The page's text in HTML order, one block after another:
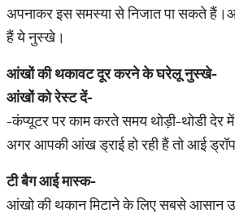
अपनाकर इस समस्या से निजात पा सकते
हैं ये नुस्खे।
आंखों की थकावट दूर करने के घरेलू नुस्खे-
आंखों को रेस्ट दें-
-कंप्यूटर पर काम करते समय थोड़ी-थोडी देर
अगर आपकी आंख ड्राई हो रही हैं तो आई
टी बैग आई मास्क-
आंखो की थकान मिटाने के लिए सबसे आसान